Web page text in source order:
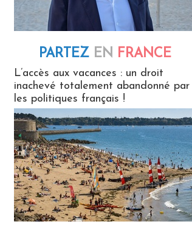
PARTEZ EN FRANCE
L’accès aux vacances : un droit
inachevé totalement abandonné par
les politiques français !